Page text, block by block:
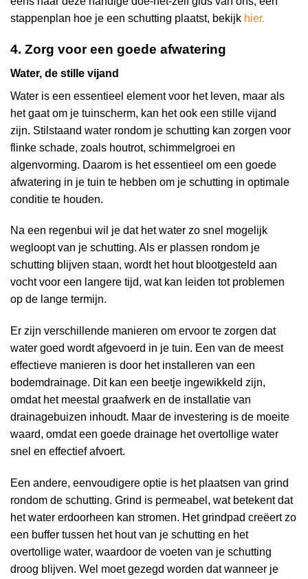
stappenplan hoe je een schutting plaatst, bekijk hier.
4. Zorg voor een goede afwatering
Water, de stille vijand
Water is een essentieel element voor het leven, maar als
het gaat om je tuinscherm, kan het ook een stille vijand
zijn. Stilstaand water rondom je schutting kan zorgen voor
flinke schade, zoals houtrot, schimmelgroei en
algenvorming. Daarom is het essentieel om een goede
afwatering in je tuin te hebben om je schutting in optimale
conditie te houden.
Na een regenbui wil je dat het water zo snel mogelijk
wegloopt van je schutting. Als er plassen rondom je
schutting blijven staan, wordt het hout blootgesteld aan
vocht voor een langere tijd, wat kan leiden tot problemen
op de lange termijn.
Er zijn verschillende manieren om ervoor te zorgen dat
water goed wordt afgevoerd in je tuin. Een van de meest
effectieve manieren is door het installeren van een
bodemdrainage. Dit kan een beetje ingewikkeld zijn,
omdat het meestal graafwerk en de installatie van
drainagebuizen inhoudt. Maar de investering is de moeite
waard, omdat een goede drainage het overtollige water
snel en effectief afvoert.
Een andere, eenvoudigere optie is het plaatsen van grind
rondom de schutting. Grind is permeabel, wat betekent dat
het water erdoorheen kan stromen. Het grindpad creëert zo
een buffer tussen het hout van je schutting en het
overtollige water, waardoor de voeten van je schutting
droog blijven. Wel moet gezegd worden dat wanneer je